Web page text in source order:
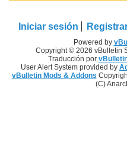
Iniciar sesión
Powered by
Copyright © 2026 vBulletin
Traducción por
User Alert System provided by
vBulletin Mods & Addons
(C)